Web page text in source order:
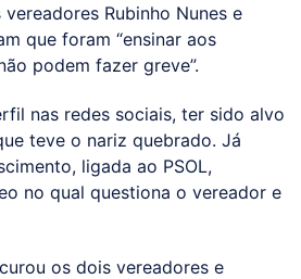
Rubinho Nunes e
que foram “ensinar aos
podem fazer greve”.
nas redes sociais, ter sido alvo
teve o nariz quebrado. Já
ligada ao PSOL,
no qual questiona o vereador e
os dois vereadores e